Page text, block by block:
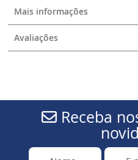
Mais informações
Avaliações
Receba